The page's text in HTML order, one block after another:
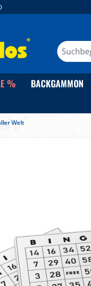
springen
% BACKGAMMON
Welt